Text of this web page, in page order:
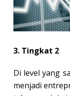
3. Tingkat 2
Di level yang
menjadi